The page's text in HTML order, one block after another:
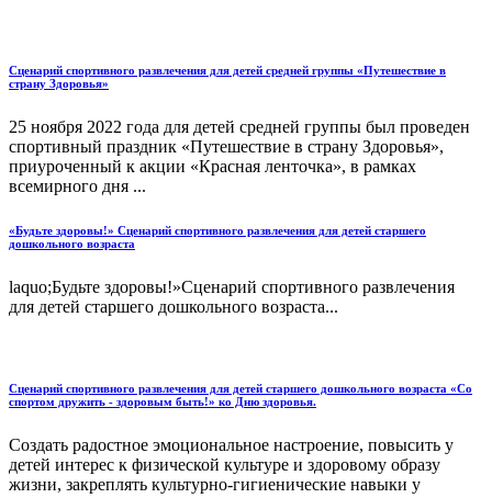
Сценарий спортивного развлечения для детей средней группы «Путешествие в
страну Здоровья»
25 ноября 2022 года для детей средней группы был проведен
спортивный праздник «Путешествие в страну Здоровья»,
приуроченный к акции «Красная ленточка», в рамках
всемирного дня ...
«Будьте здоровы!» Сценарий спортивного развлечения для детей старшего
дошкольного возраста
laquo;Будьте здоровы!»Сценарий спортивного развлечения
для детей старшего дошкольного возраста...
Сценарий спортивного развлечения для детей старшего дошкольного возраста «Со
спортом дружить - здоровым быть!» ко Дню здоровья.
Создать радостное эмоциональное настроение, повысить у
детей интерес к физической культуре и здоровому образу
жизни, закреплять культурно-гигиенические навыки у